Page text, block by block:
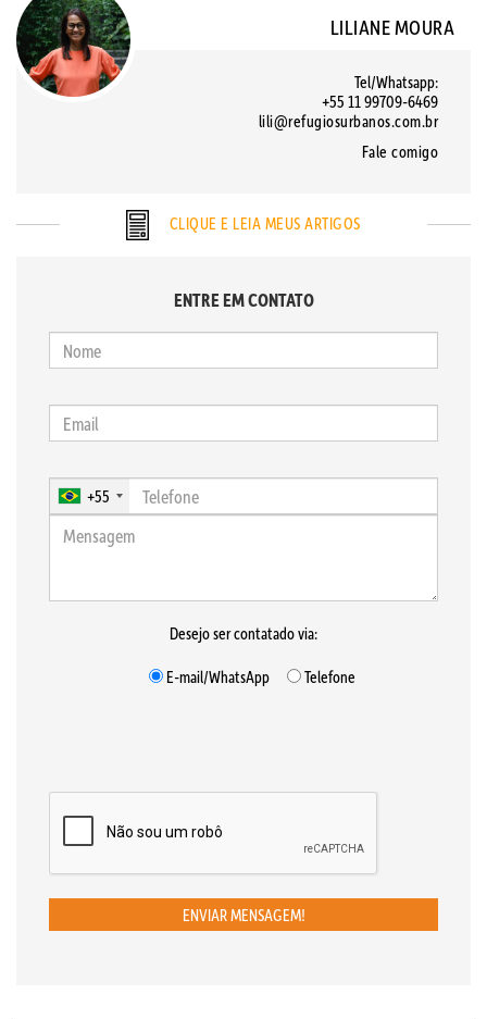
LILIANE MOURA
Tel/Whatsapp:
+55 11 99709-6469
lili@refugiosurbanos.com.br
Fale comigo
CLIQUE E LEIA MEUS ARTIGOS
ENTRE EM CONTATO
+55
Desejo ser contatado via:
E-mail/WhatsApp
Telefone
ENVIAR MENSAGEM!